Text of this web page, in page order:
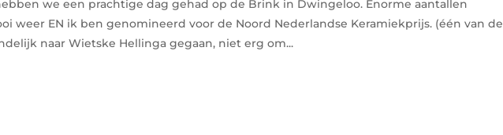
we een prachtige dag gehad op de Brink in Dwingeloo. Enorme aantallen
weer EN ik ben genomineerd voor de Noord Nederlandse Keramiekprijs. (één van de
naar Wietske Hellinga gegaan, niet erg om...